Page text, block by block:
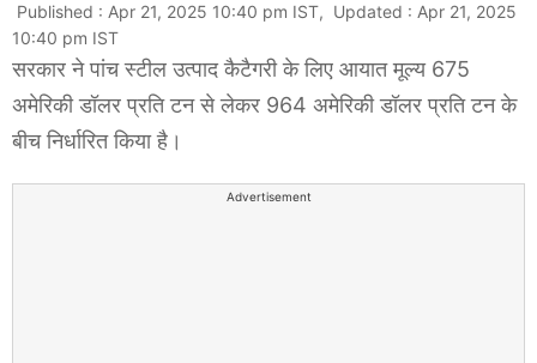
Published : Apr 21, 2025 10:40 pm IST, Updated : Apr 21, 2025
10:40 pm IST
सरकार ने पांच स्टील उत्पाद कैटैगरी के लिए आयात मूल्य 675
अमेरिकी डॉलर प्रति टन से लेकर 964 अमेरिकी डॉलर प्रति टन के
बीच निर्धारित किया है।
Advertisement